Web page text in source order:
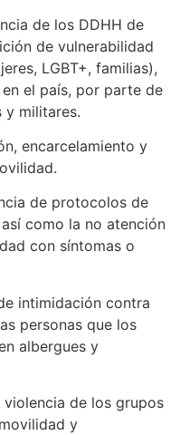
de los DDHH de
de vulnerabilidad
LGBT+, familias),
el país, por parte de
y militares.
encarcelamiento y
de protocolos de
como la no atención
con síntomas o
intimidación contra
personas que los
albergues y
de los grupos
y